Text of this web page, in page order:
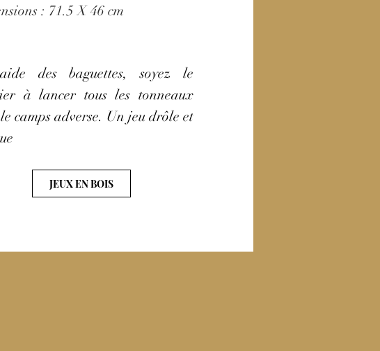
: 71.5 X 46 cm
des baguettes, soyez le
à lancer tous les tonneaux
camps adverse. Un jeu drôle et
JEUX EN BOIS